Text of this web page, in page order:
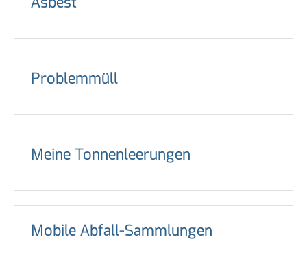
Problemmüll
Meine Tonnenleerungen
Mobile Abfall-Sammlungen